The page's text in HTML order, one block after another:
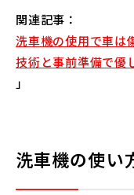
関連記事：
洗車機の使用で車は
技術と事前準備で優
」
洗車機の使い